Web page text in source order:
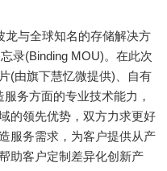
与全球知名的存储解决方
录(Binding MOU)。在此次
(由旗下慧忆微提供)、自有
务方面的专业技术能力，
的领先优势，双方力求更好
服务需求，为客户提供从产
助客户定制差异化创新产